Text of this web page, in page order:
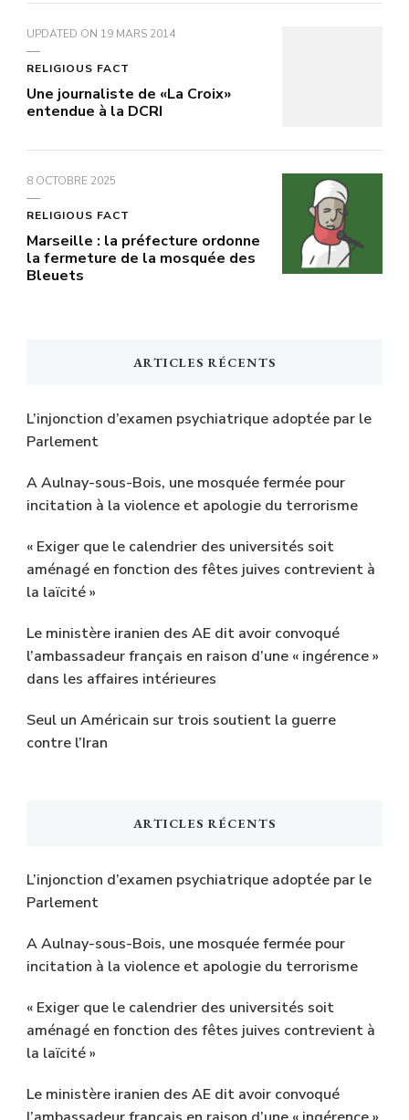
UPDATED ON 19 MARS 2014
RELIGIOUS FACT
Une journaliste de «La Croix»
entendue à la DCRI
8 OCTOBRE 2025
RELIGIOUS FACT
Marseille : la préfecture ordonne
la fermeture de la mosquée des
Bleuets
ARTICLES RÉCENTS
L’injonction d’examen psychiatrique adoptée par le
Parlement
A Aulnay-sous-Bois, une mosquée fermée pour
incitation à la violence et apologie du terrorisme
« Exiger que le calendrier des universités soit
aménagé en fonction des fêtes juives contrevient à
la laïcité »
Le ministère iranien des AE dit avoir convoqué
l’ambassadeur français en raison d’une « ingérence »
dans les affaires intérieures
Seul un Américain sur trois soutient la guerre
contre l’Iran
ARTICLES RÉCENTS
L’injonction d’examen psychiatrique adoptée par le
Parlement
A Aulnay-sous-Bois, une mosquée fermée pour
incitation à la violence et apologie du terrorisme
« Exiger que le calendrier des universités soit
aménagé en fonction des fêtes juives contrevient à
la laïcité »
Le ministère iranien des AE dit avoir convoqué